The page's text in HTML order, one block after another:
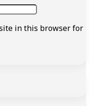
in this browser for